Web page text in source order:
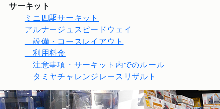
サーキット
ミニ四駆サーキット
アルナージュスピードウェイ
設備・コースレイアウト
利用料金
注意事項・サーキット内でのルール
タミヤチャレンジレースリザルト